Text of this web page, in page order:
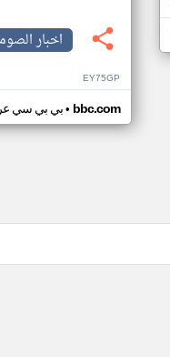
اخبار
EY75GP
بي بي سي• bbc.com